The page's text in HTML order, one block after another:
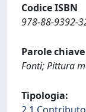
Codice ISBN
978-88-9392-
Parole chiave
Fonti; Pittura
Tipologia: